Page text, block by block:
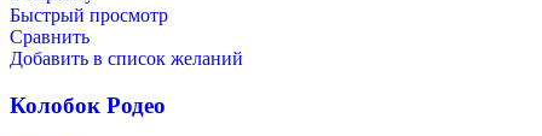
Быстрый просмотр
Сравнить
Добавить в список желаний
Колобок Родео